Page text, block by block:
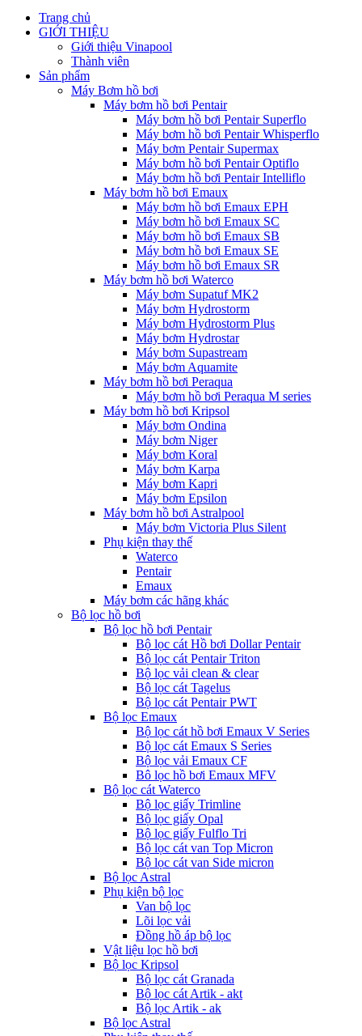
Trang chủ
GIỚI THIỆU
Giới thiệu Vinapool
Thành viên
Sản phẩm
Máy Bơm hồ bơi
Máy bơm hồ bơi Pentair
Máy bơm hồ bơi Pentair Superflo
Máy bơm hồ bơi Pentair Whisperflo
Máy bơm Pentair Supermax
Máy bơm hồ bơi Pentair Optiflo
Máy bơm hồ bơi Pentair Intelliflo
Máy bơm hồ bơi Emaux
Máy bơm hồ bơi Emaux EPH
Máy bơm hồ bơi Emaux SC
Máy bơm hồ bơi Emaux SB
Máy bơm hồ bơi Emaux SE
Máy bơm hồ bơi Emaux SR
Máy bơm hồ bơi Waterco
Máy bơm Supatuf MK2
Máy bơm Hydrostorm
Máy bơm Hydrostorm Plus
Máy bơm Hydrostar
Máy bơm Supastream
Máy bơm Aquamite
Máy bơm hồ bơi Peraqua
Máy bơm hồ bơi Peraqua M series
Máy bơm hồ bơi Kripsol
Máy bơm Ondina
Máy bơm Niger
Máy bơm Koral
Máy bơm Karpa
Máy bơm Kapri
Máy bơm Epsilon
Máy bơm hồ bơi Astralpool
Máy bơm Victoria Plus Silent
Phụ kiện thay thế
Waterco
Pentair
Emaux
Máy bơm các hãng khác
Bộ lọc hồ bơi
Bộ lọc hồ bơi Pentair
Bộ lọc cát Hồ bơi Dollar Pentair
Bộ lọc cát Pentair Triton
Bộ lọc vải clean & clear
Bộ lọc cát Tagelus
Bộ lọc cát Pentair PWT
Bộ lọc Emaux
Bộ lọc cát hồ bơi Emaux V Series
Bộ lọc cát Emaux S Series
Bộ lọc vải Emaux CF
Bô lọc hồ bơi Emaux MFV
Bộ lọc cát Waterco
Bộ lọc giấy Trimline
Bộ lọc giấy Opal
Bộ lọc giấy Fulflo Tri
Bộ lọc cát van Top Micron
Bộ lọc cát van Side micron
Bộ lọc Astral
Phụ kiện bộ lọc
Van bộ lọc
Lõi lọc vải
Đồng hồ áp bộ lọc
Vật liệu lọc hồ bơi
Bộ lọc Kripsol
Bộ lọc cát Granada
Bộ lọc cát Artik - akt
Bộ lọc Artik - ak
Bộ lọc Astral